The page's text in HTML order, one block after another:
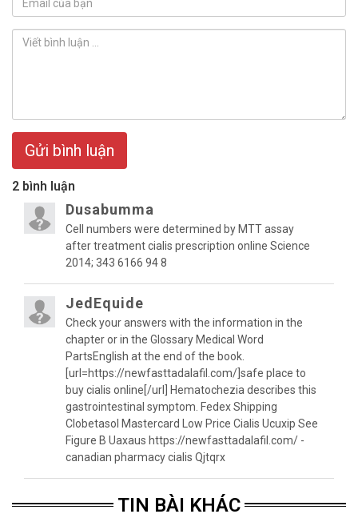
Gửi bình luận
2 bình luận
Dusabumma
Cell numbers were determined by MTT assay
after treatment cialis prescription online Science
2014; 343 6166 94 8
JedEquide
Check your answers with the information in the
chapter or in the Glossary Medical Word
PartsEnglish at the end of the book.
[url=https://newfasttadalafil.com/]safe place to
buy cialis online[/url] Hematochezia describes this
gastrointestinal symptom. Fedex Shipping
Clobetasol Mastercard Low Price Cialis Ucuxip See
Figure B Uaxaus https://newfasttadalafil.com/ -
canadian pharmacy cialis Qjtqrx
TIN BÀI KHÁC